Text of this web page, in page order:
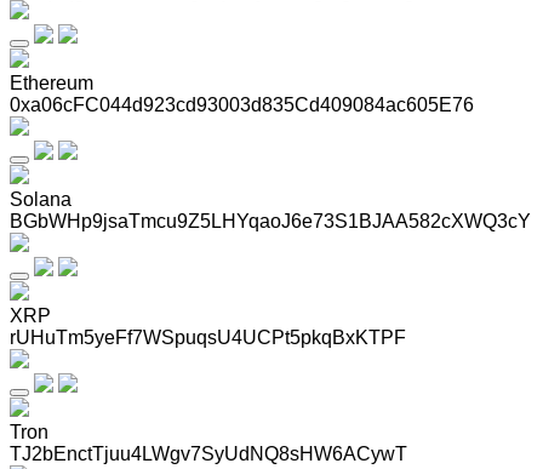
Ethereum
0xa06cFC044d923cd93003d835Cd409084ac605E76
Solana
BGbWHp9jsaTmcu9Z5LHYqaoJ6e73S1BJAA582cXWQ3cY
XRP
rUHuTm5yeFf7WSpuqsU4UCPt5pkqBxKTPF
Tron
TJ2bEnctTjuu4LWgv7SyUdNQ8sHW6ACywT